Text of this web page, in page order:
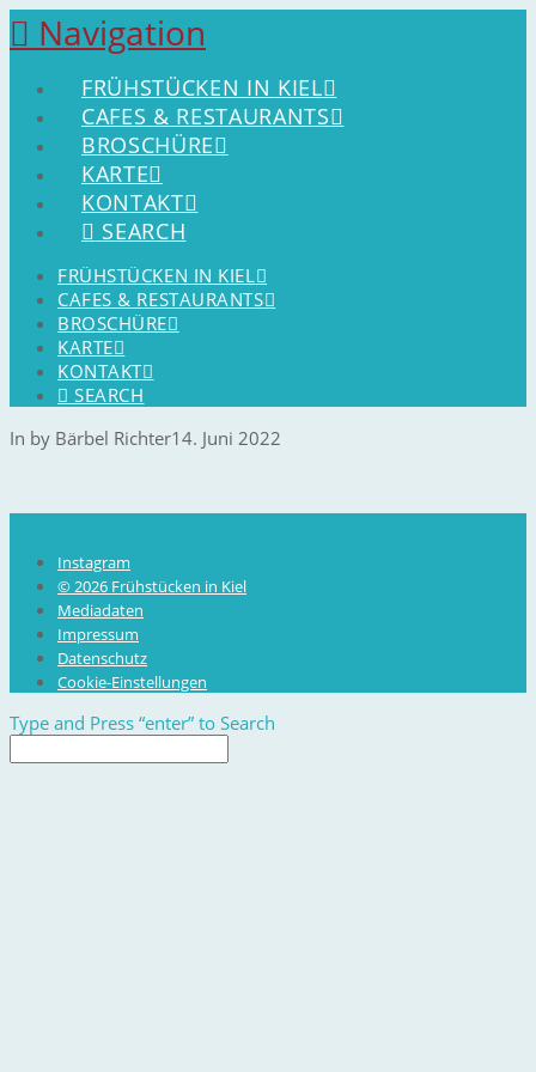
Navigation
FRÜHSTÜCKEN IN KIEL
CAFES & RESTAURANTS
BROSCHÜRE
KARTE
KONTAKT
SEARCH
FRÜHSTÜCKEN IN KIEL
CAFES & RESTAURANTS
BROSCHÜRE
KARTE
KONTAKT
SEARCH
In by Bärbel Richter14. Juni 2022
Instagram
© 2026 Frühstücken in Kiel
Mediadaten
Impressum
Datenschutz
Cookie-Einstellungen
Type and Press “enter” to Search